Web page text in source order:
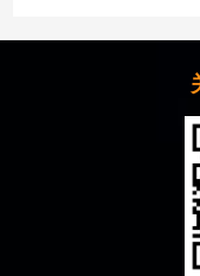
向，提前
司领导班